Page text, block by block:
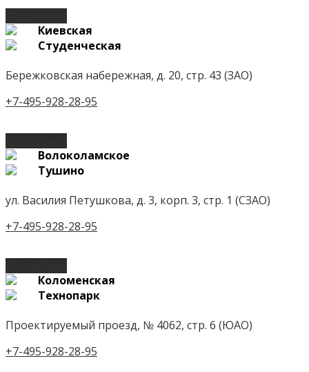
Киевская
Студенческая
Бережковская набережная, д. 20, стр. 43 (ЗАО)
+7-495-928-28-95
Волоколамское
Тушино
ул. Василия Петушкова, д. 3, корп. 3, стр. 1 (СЗАО)
+7-495-928-28-95
Коломенская
Технопарк
Проектируемый проезд, № 4062, стр. 6 (ЮАО)
+7-495-928-28-95